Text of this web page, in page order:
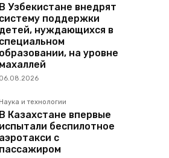
В Узбекистане внедрят
систему поддержки
детей, нуждающихся в
специальном
образовании, на уровне
махаллей
06.08.2026
Наука и технологии
В Казахстане впервые
испытали беспилотное
аэротакси с
пассажиром